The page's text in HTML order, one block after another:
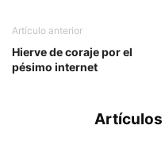
Artículo anterior
Hierve de coraje por el
pésimo internet
Artículos